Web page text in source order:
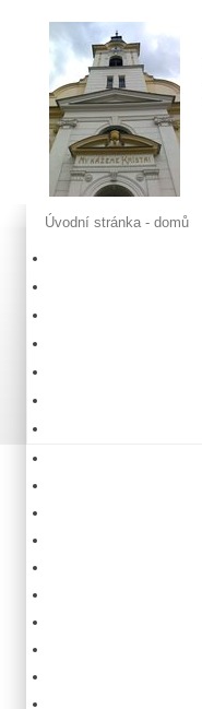
Úvodní stránka - domů